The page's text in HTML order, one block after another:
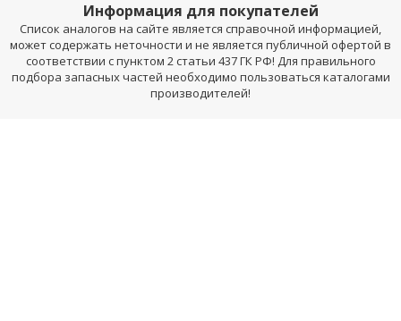
Информация для покупателей
Список аналогов на сайте является справочной информацией,
может содержать неточности и не является публичной офертой в
соответствии с пунктом 2 статьи 437 ГК РФ! Для правильного
подбора запасных частей необходимо пользоваться каталогами
производителей!